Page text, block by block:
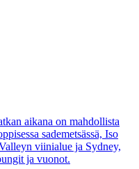
aikana on mahdollista
sademetsässä, Iso
viinialue ja Sydney,
ja vuonot.